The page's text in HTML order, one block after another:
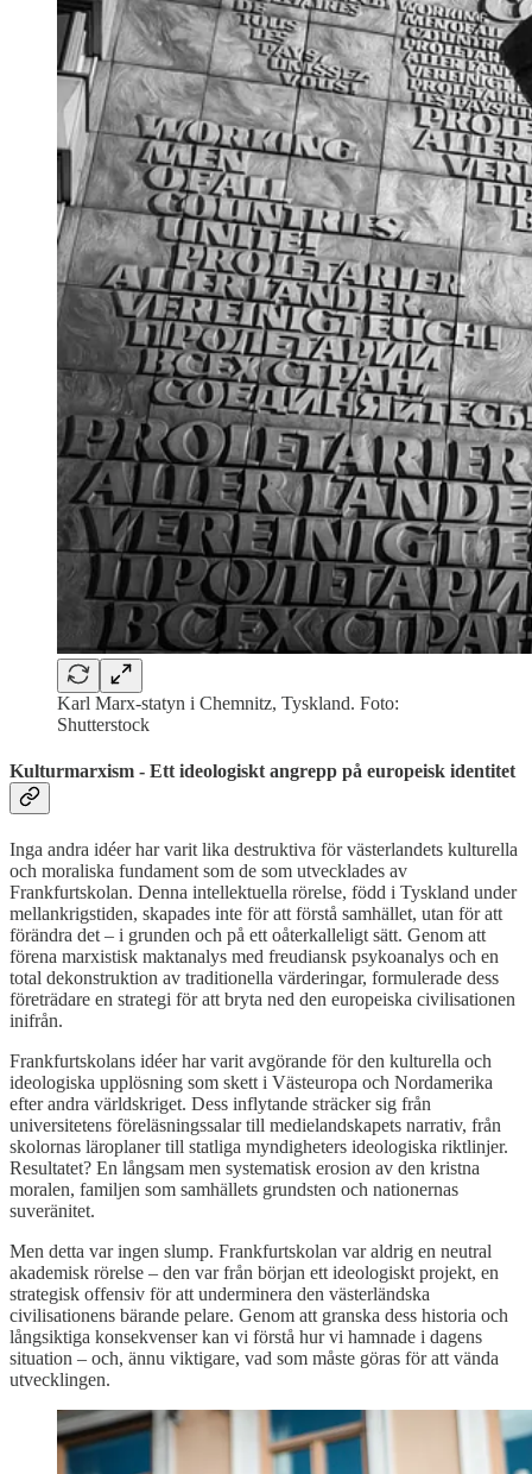
Karl Marx-statyn i Chemnitz, Tyskland. Foto:
Shutterstock
Kulturmarxism - Ett ideologiskt angrepp på europeisk identitet
Inga andra idéer har varit lika destruktiva för västerlandets kulturella
och moraliska fundament som de som utvecklades av
Frankfurtskolan. Denna intellektuella rörelse, född i Tyskland under
mellankrigstiden, skapades inte för att förstå samhället, utan för att
förändra det – i grunden och på ett oåterkalleligt sätt. Genom att
förena marxistisk maktanalys med freudiansk psykoanalys och en
total dekonstruktion av traditionella värderingar, formulerade dess
företrädare en strategi för att bryta ned den europeiska civilisationen
inifrån.
Frankfurtskolans idéer har varit avgörande för den kulturella och
ideologiska upplösning som skett i Västeuropa och Nordamerika
efter andra världskriget. Dess inflytande sträcker sig från
universitetens föreläsningssalar till medielandskapets narrativ, från
skolornas läroplaner till statliga myndigheters ideologiska riktlinjer.
Resultatet? En långsam men systematisk erosion av den kristna
moralen, familjen som samhällets grundsten och nationernas
suveränitet.
Men detta var ingen slump. Frankfurtskolan var aldrig en neutral
akademisk rörelse – den var från början ett ideologiskt projekt, en
strategisk offensiv för att underminera den västerländska
civilisationens bärande pelare. Genom att granska dess historia och
långsiktiga konsekvenser kan vi förstå hur vi hamnade i dagens
situation – och, ännu viktigare, vad som måste göras för att vända
utvecklingen.